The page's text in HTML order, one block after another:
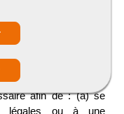
informations si la
de contrôle, ou
bonne foi, qu'une
afin de : (a) se
légales ou à une